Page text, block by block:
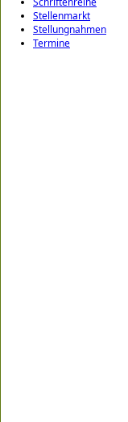
Stellenmarkt
Stellungnahmen
Termine